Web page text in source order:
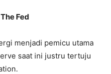
Fed
menjadi pemicu utama
saat ini justru tertuju